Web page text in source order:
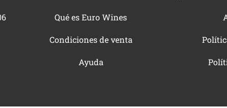
Qué es Euro Wines
Condiciones de venta
Ayuda